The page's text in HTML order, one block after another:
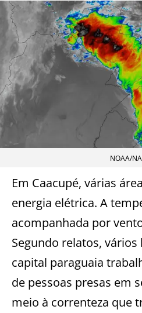
NOAA/
Em Caacupé, várias
energia elétrica. A
acompanhada por
Segundo relatos,
capital paraguaia
de pessoas presas em
meio à correnteza que